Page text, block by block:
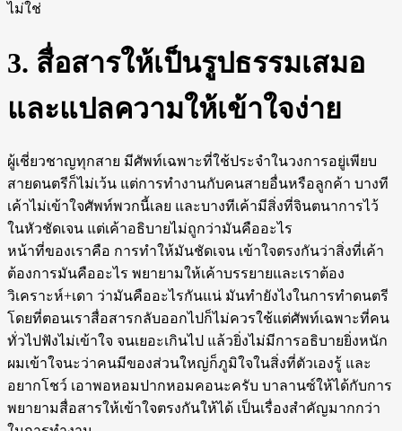
ไม่ใช่
3. สื่อสารให้เป็นรูปธรรมเสมอ
และแปลความให้เข้าใจง่าย
ผู้เชี่ยวชาญทุกสาย มีศัพท์เฉพาะที่ใช้ประจำในวงการอยู่เพียบ
สายดนตรีก็ไม่เว้น แต่การทำงานกับคนสายอื่นหรือลูกค้า บางที
เค้าไม่เข้าใจศัพท์พวกนี้เลย และบางทีเค้ามีสิ่งที่จินตนาการไว้
ในหัวชัดเจน แต่เค้าอธิบายไม่ถูกว่ามันคืออะไร
หน้าที่ของเราคือ การทำให้มันชัดเจน เข้าใจตรงกันว่าสิ่งที่เค้า
ต้องการมันคืออะไร พยายามให้เค้าบรรยายและเราต้อง
วิเคราะห์+เดา ว่ามันคืออะไรกันแน่ มันทำยังไงในการทำดนตรี
โดยที่ตอนเราสื่อสารกลับออกไปก็ไม่ควรใช้แต่ศัพท์เฉพาะที่คน
ทั่วไปฟังไม่เข้าใจ จนเยอะเกินไป แล้วยิ่งไม่มีการอธิบายยิ่งหนัก
ผมเข้าใจนะว่าคนมีของส่วนใหญ่ก็ภูมิใจในสิ่งที่ตัวเองรู้ และ
อยากโชว์ เอาพอหอมปากหอมคอนะครับ บาลานซ์ให้ได้กับการ
พยายามสื่อสารให้เข้าใจตรงกันให้ได้ เป็นเรื่องสำคัญมากกว่า